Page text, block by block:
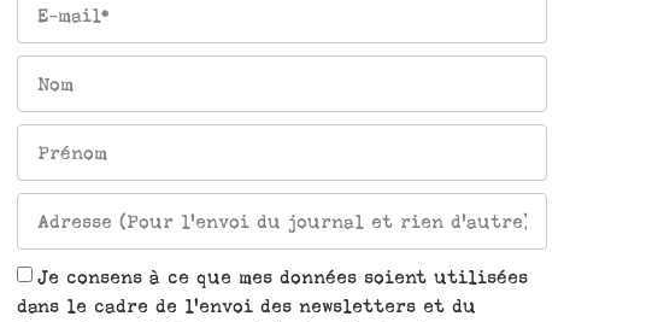
Je consens à ce que mes données soient utilisées
dans le cadre de l'envoi des newsletters et du